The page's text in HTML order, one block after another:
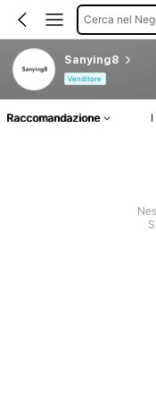
Cerca nel
Sanying8
Venditore
Raccomandazione